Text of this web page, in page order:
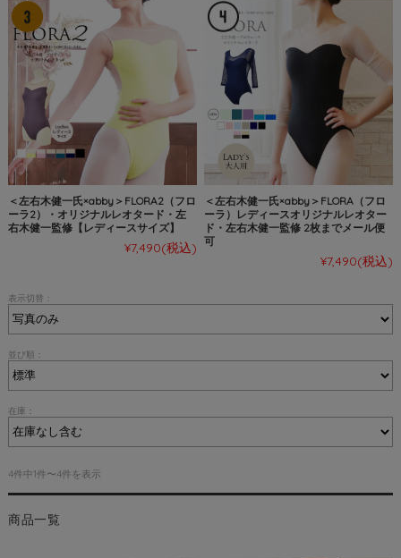
＜左右木健一氏×abby＞FLORA2（フロ
ーラ2）・オリジナルレオタード・左
右木健一監修【レディースサイズ】
¥7,490(税込)
＜左右木健一氏×abby＞FLORA（フロ
ーラ）レディースオリジナルレオター
ド・左右木健一監修 2枚までメール便
可
¥7,490(税込)
表示切替：
並び順：
在庫：
4件中1件〜4件を表示
商品一覧